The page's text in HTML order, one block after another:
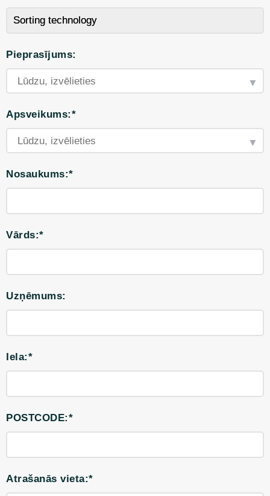
Pieprasījums:
Apsveikums:*
Nosaukums:*
Vārds:*
Uzņēmums:
Iela:*
POSTCODE:*
Atrašanās vieta:*